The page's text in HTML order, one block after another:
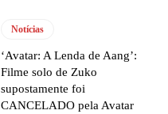
Notícias
‘Avatar: A Lenda de Aang’:
Filme solo de Zuko
supostamente foi
CANCELADO pela Avatar